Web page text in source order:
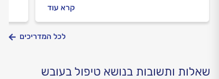
קרא עוד
לכל המדריכים
שאלות ותשובות בנושא טיפול בעובש